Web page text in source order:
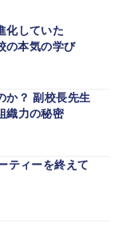
化していた
の本気の学び
か？ 副校長先生
織力の秘密
ティーを終えて